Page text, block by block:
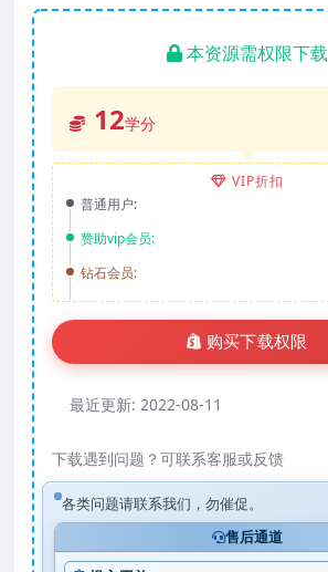
本资源需权限下载
12学分
VIP折扣
普通用户:
赞助vip会员:
钻石会员:
购买下载权限
最近更新: 2022-08-11
下载遇到问题？可联系客服或反馈
各类问题请联系我们，勿催促。
售后通道